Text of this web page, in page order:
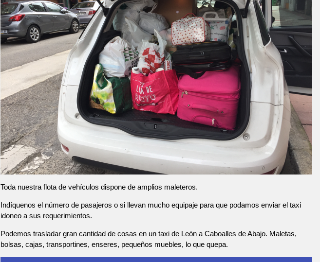
Toda nuestra flota de vehículos dispone de amplios maleteros.
Indíquenos el número de pasajeros o si llevan mucho equipaje para que podamos enviar el taxi
idoneo a sus requerimientos.
Podemos trasladar gran cantidad de cosas en un taxi de León a Caboalles de Abajo. Maletas,
bolsas, cajas, transportines, enseres, pequeños muebles, lo que quepa.